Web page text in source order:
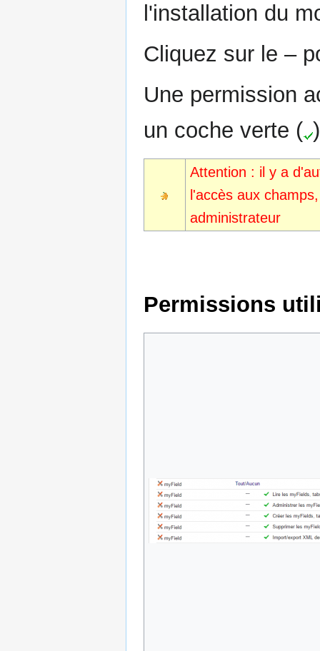
l'installation du
Cliquez sur le –
Une permission
un coche verte (
Attention : il y a
l'accès aux
administrateur
Permissions